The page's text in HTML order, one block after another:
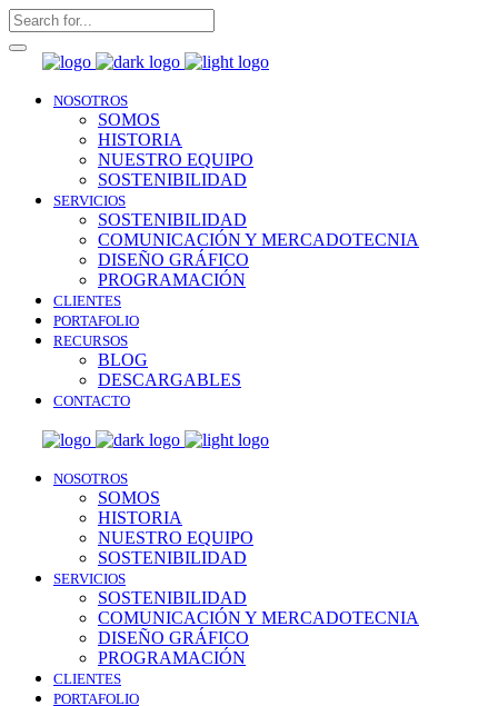
NOSOTROS
SOMOS
HISTORIA
NUESTRO EQUIPO
SOSTENIBILIDAD
SERVICIOS
SOSTENIBILIDAD
COMUNICACIÓN Y MERCADOTECNIA
DISEÑO GRÁFICO
PROGRAMACIÓN
CLIENTES
PORTAFOLIO
RECURSOS
BLOG
DESCARGABLES
CONTACTO
NOSOTROS
SOMOS
HISTORIA
NUESTRO EQUIPO
SOSTENIBILIDAD
SERVICIOS
SOSTENIBILIDAD
COMUNICACIÓN Y MERCADOTECNIA
DISEÑO GRÁFICO
PROGRAMACIÓN
CLIENTES
PORTAFOLIO